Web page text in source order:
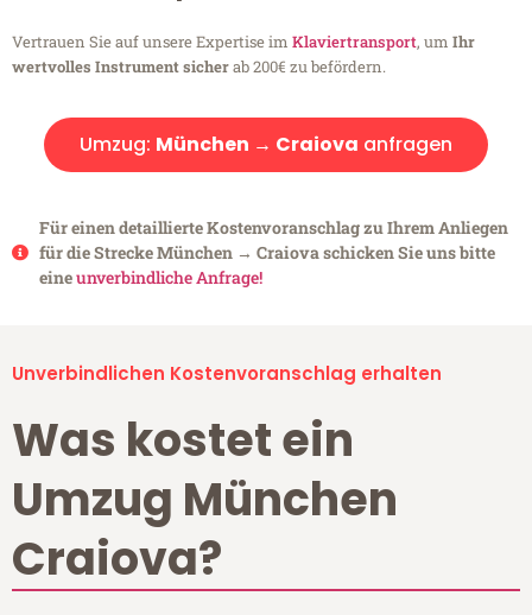
Vertrauen Sie auf unsere Expertise im Klaviertransport, um Ihr
wertvolles Instrument sicherab 200€ zu befördern.
Umzug: München → Craiova anfragen
Für einen detaillierte Kostenvoranschlag zu Ihrem Anliegen
für die Strecke München → Craiova schicken Sie uns bitte
eineunverbindliche Anfrage!
Unverbindlichen Kostenvoranschlag erhalten
Was kostet ein
Umzug München
Craiova?